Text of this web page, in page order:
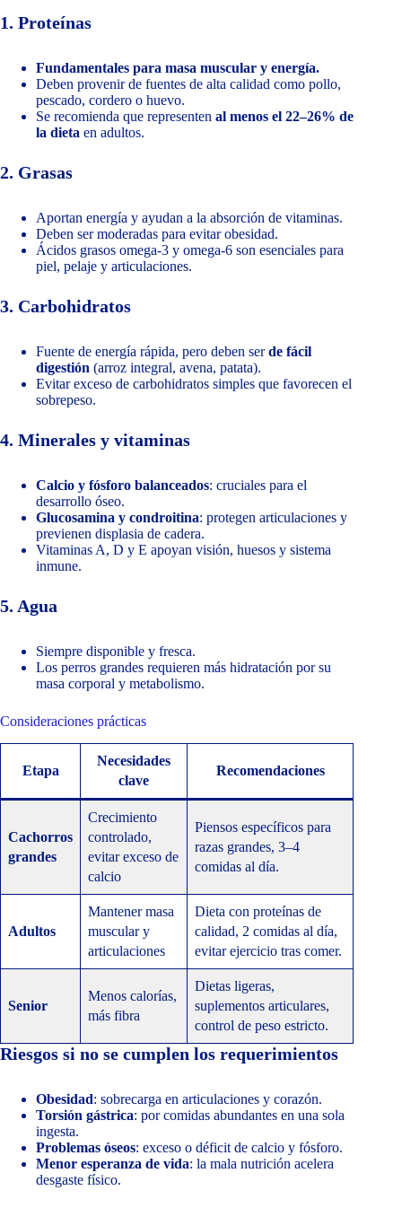
1. Proteínas
Fundamentales para masa muscular y energía.
Deben provenir de fuentes de alta calidad como pollo,
pescado, cordero o huevo.
Se recomienda que representen al menos el 22–26% de
la dieta en adultos.
2. Grasas
Aportan energía y ayudan a la absorción de vitaminas.
Deben ser moderadas para evitar obesidad.
Ácidos grasos omega-3 y omega-6 son esenciales para
piel, pelaje y articulaciones.
3. Carbohidratos
Fuente de energía rápida, pero deben serde fácil
digestión (arroz integral, avena, patata).
Evitar exceso de carbohidratos simples que favorecen el
sobrepeso.
4. Minerales y vitaminas
Calcio y fósforo balanceados: cruciales para el
desarrollo óseo.
Glucosamina y condroitina: protegen articulaciones y
previenen displasia de cadera.
Vitaminas A, D y E apoyan visión, huesos y sistema
inmune.
5. Agua
Siempre disponible y fresca.
Los perros grandes requieren más hidratación por su
masa corporal y metabolismo.
Consideraciones prácticas
Etapa
Necesidades
clave
Recomendaciones
Cachorros
grandes
Crecimiento
controlado,
evitar exceso de
calcio
Piensos específicos para
razas grandes, 3–4
comidas al día.
Adultos
Mantener masa
muscular y
articulaciones
Dieta con proteínas de
calidad, 2 comidas al día,
evitar ejercicio tras comer.
Senior
Menos calorías,
más fibra
Dietas ligeras,
suplementos articulares,
control de peso estricto.
Riesgos si no se cumplen los requerimientos
Obesidad: sobrecarga en articulaciones y corazón.
Torsión gástrica: por comidas abundantes en una sola
ingesta.
Problemas óseos: exceso o déficit de calcio y fósforo.
Menor esperanza de vida: la mala nutrición acelera
desgaste físico.